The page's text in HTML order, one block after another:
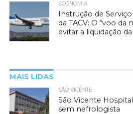
ECONOMIA
Instrução de
da TACV: O “voo da
evitar a liquidação
MAIS LIDAS
SÃO VICENTE
São Vicente
sem nefrologista